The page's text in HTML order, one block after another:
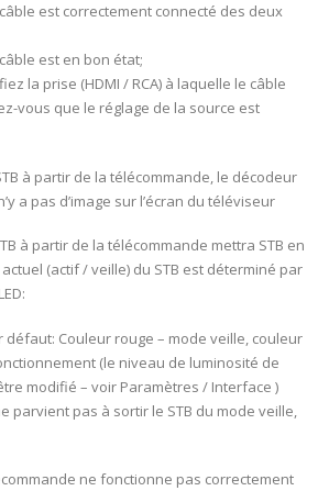
est correctement connecté des deux
est en bon état;
la prise (HDMI / RCA) à laquelle le câble
vous que le réglage de la source est
à partir de la télécommande, le décodeur
a pas d’image sur l’écran du téléviseur
à partir de la télécommande mettra STB en
(actif / veille) du STB est déterminé par
défaut: Couleur rouge – mode veille, couleur
(le niveau de luminosité de
modifié – voir Paramètres / Interface )
parvient pas à sortir le STB du mode veille,
ne fonctionne pas correctement